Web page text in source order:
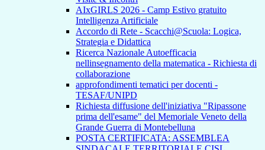
AIxGIRLS 2026 - Camp Estivo gratuito
Intelligenza Artificiale
Accordo di Rete - Scacchi@Scuola: Logica,
Strategia e Didattica
Ricerca Nazionale Autoefficacia
nellinsegnamento della matematica - Richiesta di
collaborazione
approfondimenti tematici per docenti -
TESAF/UNIPD
Richiesta diffusione dell'iniziativa "Ripassone
prima dell'esame" del Memoriale Veneto della
Grande Guerra di Montebelluna
POSTA CERTIFICATA: ASSEMBLEA